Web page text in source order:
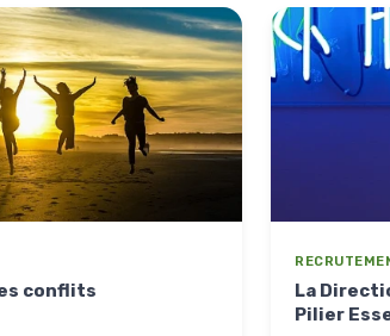
conflits
La
Pilier